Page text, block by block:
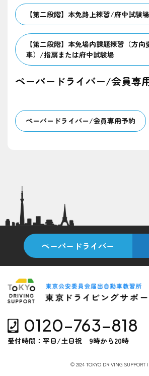
【第二段階】本免路上練習/府中試験
【第二段階】本免場内課題練習（方向
車）/指扇または府中試験場
ペーパードライバー/会員専
ペーパードライバー/会員専用予約
ペーパードライバー
0120-763-818
受付時間：平日/土日祝 9時から20時
© 2024 TOKYO DRIVING SUPPORT